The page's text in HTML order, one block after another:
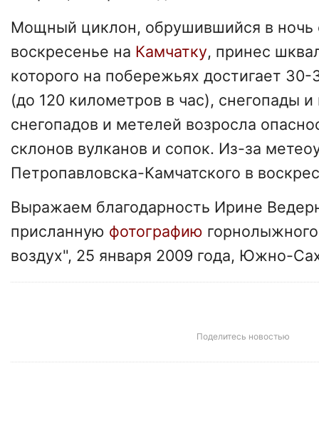
Мощный циклон, обрушившийся в ночь
воскресенье на Камчатку, принес
которого на побережьях достигает
(до 120 километров в час), снегопады
снегопадов и метелей возросла
склонов вулканов и сопок. Из-за
Петропавловска-Камчатского в
Выражаем благодарность Ирине
присланную фотографию
воздух", 25 января 2009 года, Южно-
Поделитесь новостью